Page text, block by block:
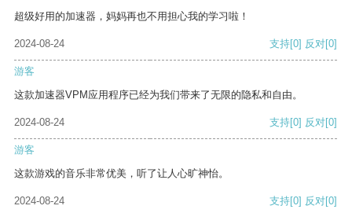
超级好用的加速器，妈妈再也不用担心我的学习啦！
2024-08-24 支持[0] 反对[0]
游客
这款加速器VPM应用程序已经为我们带来了无限的隐私和自由。
2024-08-24 支持[0] 反对[0]
游客
这款游戏的音乐非常优美，听了让人心旷神怡。
2024-08-24 支持[0] 反对[0]